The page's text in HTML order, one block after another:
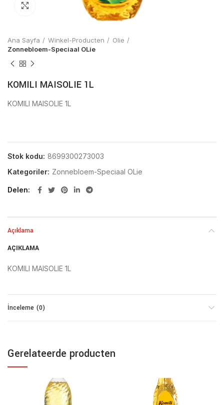
Click to enlarge
Ana Sayfa Winkel-Producten
Olie
Zonnebloem-Speciaal OLie
KOMILI MAISOLIE 1L
KOMILI MAISOLIE 1L
Stok kodu: 8699300273003
Kategoriler: Zonnebloem-Speciaal OLie
Delen
Açıklama
AÇIKLAMA
KOMILI MAISOLIE 1L
İnceleme (0)
Gerelateerde producten